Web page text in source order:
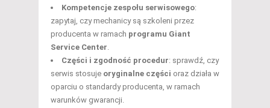
Kompetencje zespołu serwisowego:
zapytaj, czy mechanicy są szkoleni przez
producenta w ramach programu Giant
Service Center.
Części i zgodność procedur: sprawdź, czy
serwis stosuje oryginalne części oraz działa w
oparciu o standardy producenta, w ramach
warunków gwarancji.